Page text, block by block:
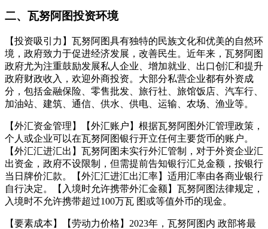
二、瓦努阿图投资环境
【投资吸引力】瓦努阿图具有独特的民族文化和优美的自然环
境，政府致力于促进经济发展，改善民生。近年来，瓦努阿图
政府尤为注重鼓励发展私人企业、增加就业、出口创汇和提升
政府财政收入，欢迎外商投资。大部分私营企业都有外资成
分，包括金融保险、零售批发、旅行社、旅馆饭店、汽车行、
加油站、建筑、通信、供水、供电、运输、农场、渔业等。
【外汇资金管理】【外汇账户】根据瓦努阿图外汇管理政策，
个人或企业可以在瓦努阿图银行开立任何主要货币的账户。
【外汇汇进汇出】瓦努阿图未实行外汇管制，对于外资企业汇
出资金，政府不设限制，但需提前告知银行汇兑金额，按银行
当日牌价汇款。【外汇汇进汇出汇率】适用汇率由各商业银行
自行决定。【入境时允许携带外汇金额】瓦努阿图法律规定，
入境时不允许携带超过100万瓦 图或等值外币的现金。
【要素成本】【劳动力价格】2023年，瓦努阿图内 政部将最